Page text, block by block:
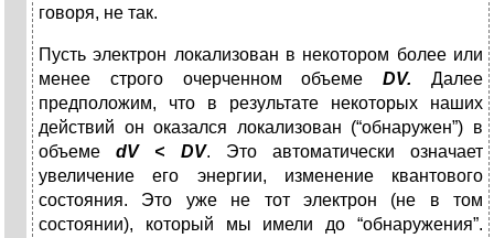
говоря, не так.
Пусть электрон локализован в некотором более или
менее строго очерченном объемеDV.Далее
предположим, что в результате некоторых наших
действий он оказался локализован (“обнаружен”) в
объемеdV < DV. Это автоматически означает
увеличение его энергии, изменение квантового
состояния. Это уже не тот электрон (не в том
состоянии), который мы имели до “обнаружения”.